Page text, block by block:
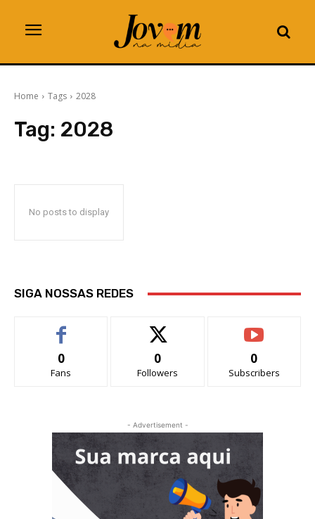
Home Tags 2028
Tag: 2028
No posts to display
SIGA NOSSAS REDES
0
Fans
0
Followers
0
Subscribers
- Advertisement -